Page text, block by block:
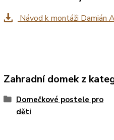
Návod k montáži Damián
Zahradní domek z
Domečkové postele pro
děti